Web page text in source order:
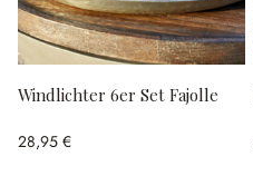
Windlichter 6er Set Fajolle
28,95 €